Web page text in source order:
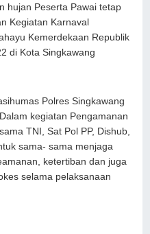
hujan Peserta Pawai tetap
Kegiatan Karnaval
Kemerdekaan Republik
di Kota Singkawang
Polres Singkawang
kegiatan Pengamanan
TNI, Sat Pol PP, Dishub,
sama- sama menjaga
ketertiban dan juga
selama pelaksanaan